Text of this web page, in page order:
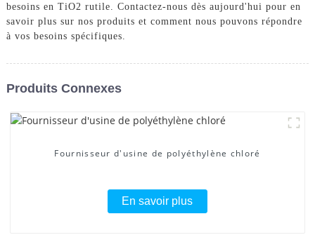
besoins en TiO2 rutile. Contactez-nous dès aujourd'hui pour en
savoir plus sur nos produits et comment nous pouvons répondre
à vos besoins spécifiques.
Produits Connexes
Fournisseur d'usine de polyéthylène chloré
En savoir plus